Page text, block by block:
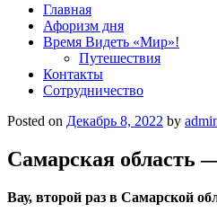
Главная
Афоризм дня
Время Видеть «Мир»!
Путешествия
Контакты
Сотрудничество
Posted on Декабрь 8, 2022 by
Самарская область
Вау, второй раз в Самарской